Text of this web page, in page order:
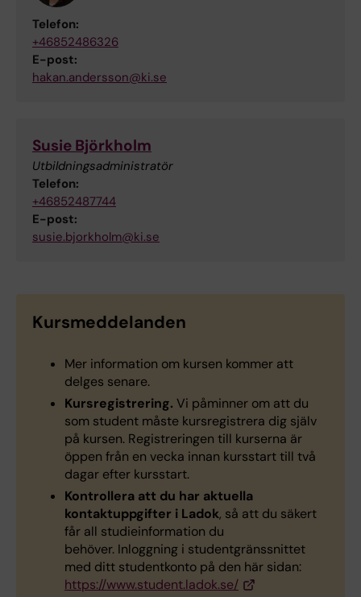
Telefon:
+46852486326
E-post:
hakan.andersson@ki.se
Susie Björkholm
Utbildningsadministratör
Telefon:
+46852487744
E-post:
susie.bjorkholm@ki.se
Kursmeddelanden
Mer information om kursen kommer att
delges senare.
Kursregistrering. Vi påminner om att du
som student måste kursregistrera dig själv
på kursen. Registreringen till kurserna är
öppen från en vecka innan kursstart till två
dagar efter kursstart.
Kontrollera att du har aktuella
kontaktuppgifter i Ladok, så att du säkert
får all studieinformation du
behöver. Inloggning i studentgränssnittet
med ditt studentkonto på den här sidan:
https://www.student.ladok.se/